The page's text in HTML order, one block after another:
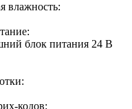
влажность:
блок питания 24 В
кодов: